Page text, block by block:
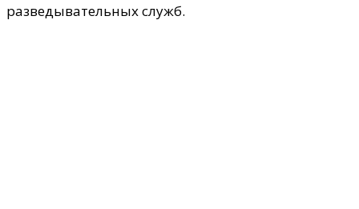
разведывательных служб.